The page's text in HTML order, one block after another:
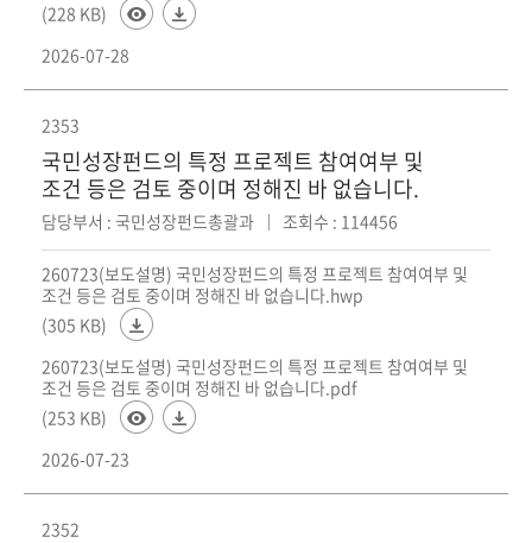
(228 KB)
2026-07-28
2353
국민성장펀드의 특정 프로젝트 참여여부 및
조건 등은 검토 중이며 정해진 바 없습니다.
담당부서 : 국민성장펀드총괄과 조회수 : 114456
260723(보도설명) 국민성장펀드의 특정 프로젝트 참여여부 및
조건 등은 검토 중이며 정해진 바 없습니다.hwp
(305 KB)
260723(보도설명) 국민성장펀드의 특정 프로젝트 참여여부 및
조건 등은 검토 중이며 정해진 바 없습니다.pdf
(253 KB)
2026-07-23
2352